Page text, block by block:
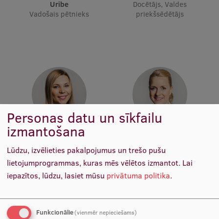
Pētniecības datu pārvaldība
Doktorantūras skola
Pētniecības pakalpojumi
Pētniecības projekti
Zinātnieku brokastis
Vertikāli integrētie projekti
Zinātniskās konferences
Uribe
Vadošais pētnieks
Docētājs, Valdes
priekšsēdētājs
Doc. Ieva Bāgante
Personas datu un sīkfailu
izmantošana
Lūdzu, izvēlieties pakalpojumus un trešo pušu
lietojumprogrammas, kuras mēs vēlētos izmantot. Lai
iepazītos, lūdzu, lasiet mūsu privātuma politika.
Funkcionālie(vienmēr nepieciešams)